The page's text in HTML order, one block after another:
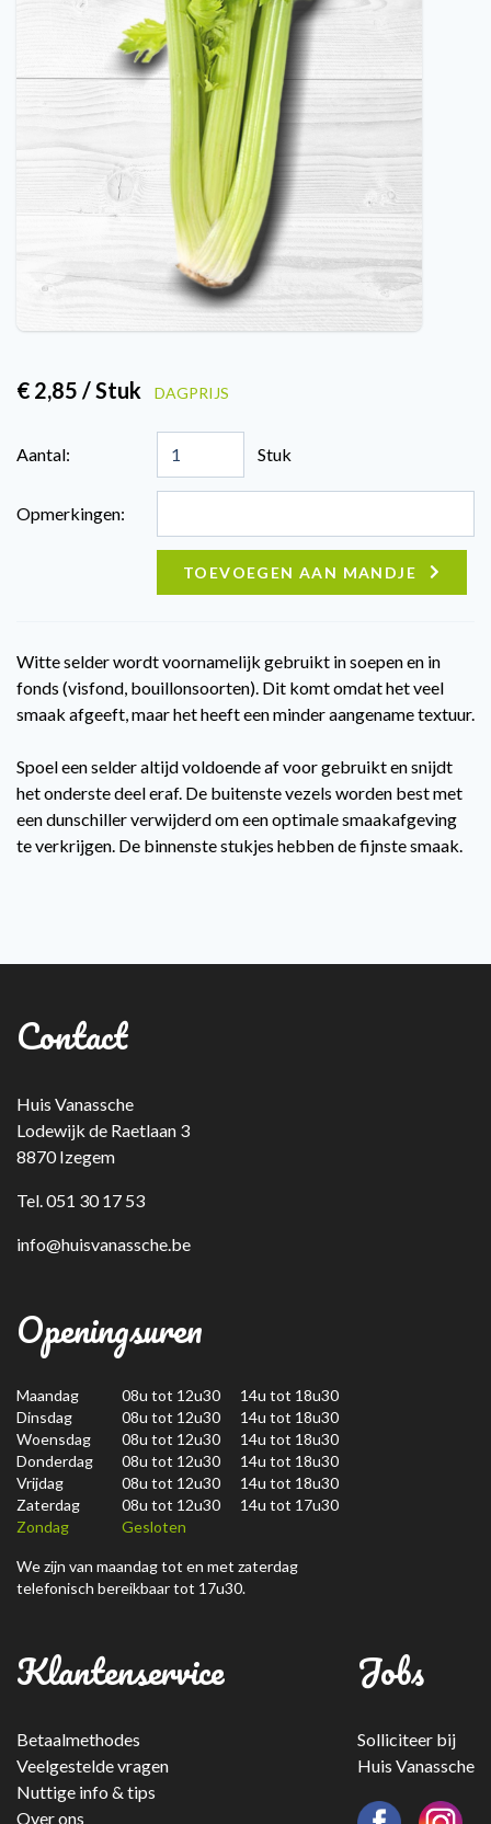
€ 2,85 / Stuk DAGPRIJS
Aantal: Stuk
Opmerkingen:
TOEVOEGEN AAN MANDJE
Witte selder wordt voornamelijk gebruikt in soepen en in
fonds (visfond, bouillonsoorten). Dit komt omdat het veel
smaak afgeeft, maar het heeft een minder aangename textuur.
Spoel een selder altijd voldoende af voor gebruikt en snijdt
het onderste deel eraf. De buitenste vezels worden best met
een dunschiller verwijderd om een optimale smaakafgeving
te verkrijgen. De binnenste stukjes hebben de fijnste smaak.
Contact
Huis Vanassche
Lodewijk de Raetlaan 3
8870 Izegem
Tel. 051 30 17 53
info@huisvanassche.be
Openingsuren
Maandag
08u tot 12u30 14u tot 18u30
Dinsdag
08u tot 12u30 14u tot 18u30
Woensdag
08u tot 12u30 14u tot 18u30
Donderdag
08u tot 12u30 14u tot 18u30
Vrijdag
08u tot 12u30 14u tot 18u30
Zaterdag
08u tot 12u30 14u tot 17u30
Zondag
Gesloten
We zijn van maandag tot en met zaterdag
telefonisch bereikbaar tot 17u30.
Klantenservice
Betaalmethodes
Veelgestelde vragen
Nuttige info & tips
Over ons
Jobs
Solliciteer bij
Huis Vanassche